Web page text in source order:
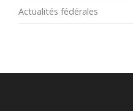
Actualités fédérales